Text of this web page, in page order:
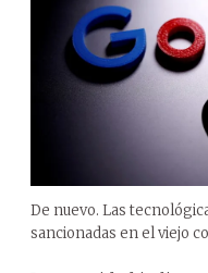
De nuevo. Las
sancionadas en el viejo